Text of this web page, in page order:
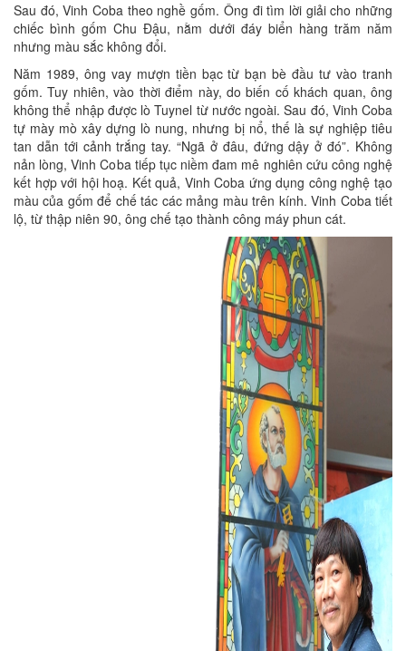
Sau đó, Vinh Coba theo nghề gốm. Ông đi tìm lời giải cho những
chiếc bình gốm Chu Đậu, nằm dưới đáy biển hàng trăm năm
nhưng màu sắc không đổi.
Năm 1989, ông vay mượn tiền bạc từ bạn bè đầu tư vào tranh
gốm. Tuy nhiên, vào thời điểm này, do biến cố khách quan, ông
không thể nhập được lò Tuynel từ nước ngoài. Sau đó, Vinh Coba
tự mày mò xây dựng lò nung, nhưng bị nổ, thế là sự nghiệp tiêu
tan dẫn tới cảnh trắng tay. “Ngã ở đâu, đứng dậy ở đó”. Không
nản lòng, Vinh Coba tiếp tục niềm đam mê nghiên cứu công nghệ
kết hợp với hội hoạ. Kết quả, Vinh Coba ứng dụng công nghệ tạo
màu của gốm để chế tác các mảng màu trên kính. Vinh Coba tiết
lộ, từ thập niên 90, ông chế tạo thành công máy phun cát.